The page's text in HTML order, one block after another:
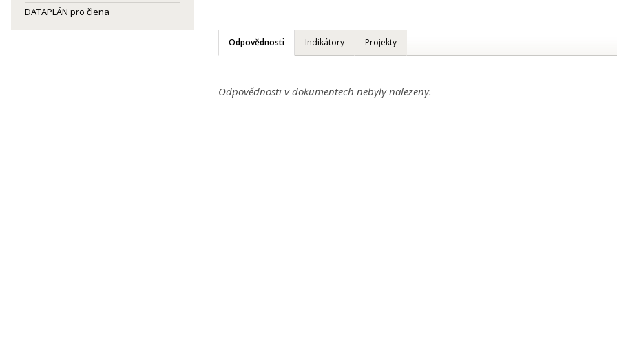
DATAPLÁN pro člena
Odpovědnosti Indikátory Projekty
Odpovědnosti v dokumentech nebyly nalezeny.